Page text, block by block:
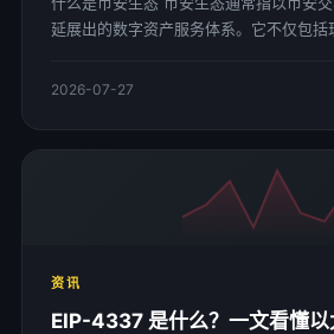
延展出的数字资产服务体系。它不仅包括
2026-07-27
资讯
EIP-4337 是什么？一文看懂以